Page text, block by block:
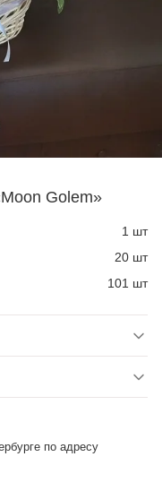
Golem»
1 шт
20 шт
101 шт
по адресу